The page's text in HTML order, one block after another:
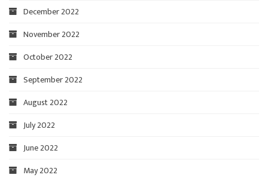
December 2022
November 2022
October 2022
September 2022
August 2022
July 2022
June 2022
May 2022